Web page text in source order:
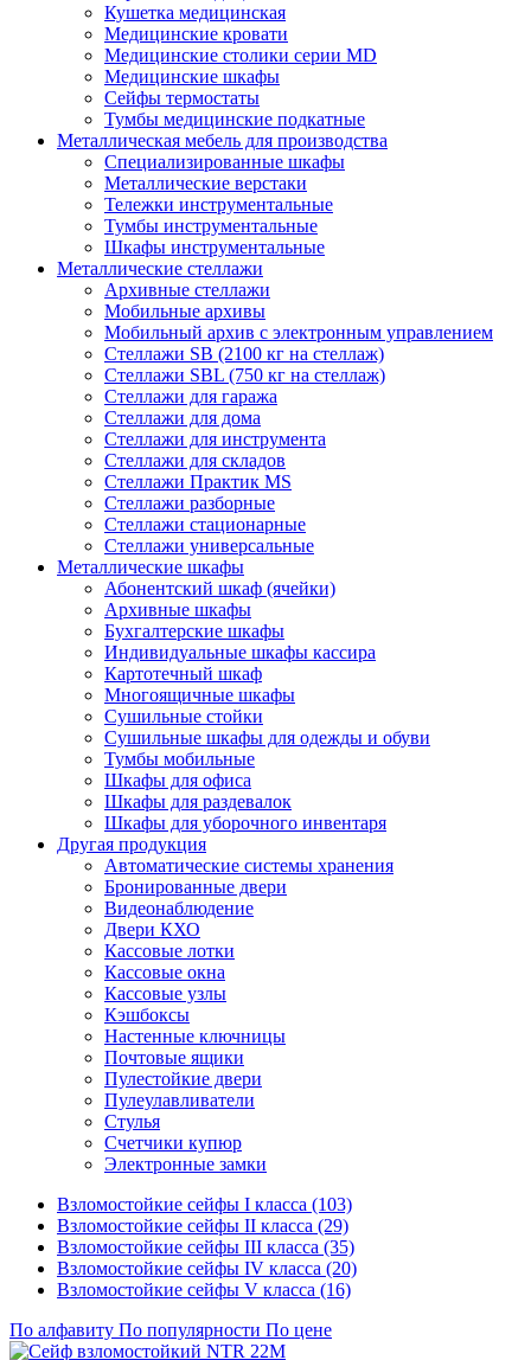
Кушетка медицинская
Медицинские кровати
Медицинские столики серии MD
Медицинские шкафы
Сейфы термостаты
Тумбы медицинские подкатные
Металлическая мебель для производства
Cпециализированные шкафы
Металлические верстаки
Тележки инструментальные
Тумбы инструментальные
Шкафы инструментальные
Металлические стеллажи
Архивные стеллажи
Мобильные архивы
Мобильный архив с электронным управлением
Стеллажи SB (2100 кг на стеллаж)
Стеллажи SBL (750 кг на стеллаж)
Стеллажи для гаража
Стеллажи для дома
Стеллажи для инструмента
Стеллажи для складов
Стеллажи Практик MS
Стеллажи разборные
Стеллажи стационарные
Стеллажи универсальные
Металлические шкафы
Абонентский шкаф (ячейки)
Архивные шкафы
Бухгалтерские шкафы
Индивидуальные шкафы кассира
Картотечный шкаф
Многоящичные шкафы
Сушильные стойки
Сушильные шкафы для одежды и обуви
Тумбы мобильные
Шкафы для офиса
Шкафы для раздевалок
Шкафы для уборочного инвентаря
Другая продукция
Автоматические системы хранения
Бронированные двери
Видеонаблюдение
Двери КХО
Кассовые лотки
Кассовые окна
Кассовые узлы
Кэшбоксы
Настенные ключницы
Почтовые ящики
Пулестойкие двери
Пулеулавливатели
Стулья
Счетчики купюр
Электронные замки
Взломостойкие сейфы I класса (103)
Взломостойкие сейфы II класса (29)
Взломостойкие сейфы III класса (35)
Взломостойкие сейфы IV класса (20)
Взломостойкие сейфы V класса (16)
По алфавиту По популярности По цене